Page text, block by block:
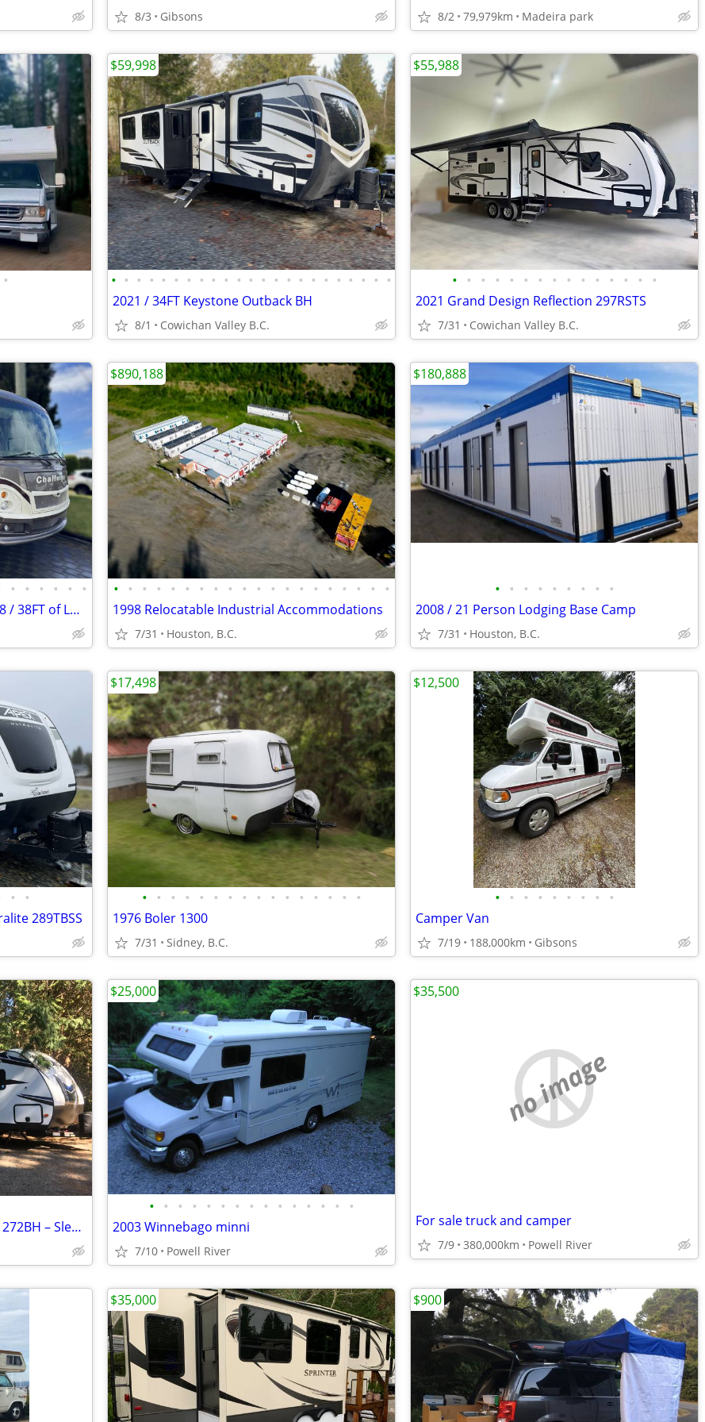
8/3 Gibsons 8/2 79,979km Madeira park
• • • • • • • • • • • • • • • • • • • • • • • •
2021 / 34FT Keystone Outback BH
8/1 Cowichan Valley B.C.
$59,998
• • • • • • • • • • • • • • •
2021 Grand Design Reflection 297RSTS
7/31 Cowichan Valley B.C.
$55,988
• • • • • •
Damon Challenger LE, Model 348 / 38FT of Luxury Motor Coach
• • • • • • • • • • • • • • • • • • • •
1998 Relocatable Industrial Accommodations
7/31 Houston, B.C.
$890,188
• • • • • • • • •
2008 / 21 Person Lodging Base Camp
7/31 Houston, B.C.
$180,888
• •
289TBSS
• • • • • • • • • • • • • • • •
1976 Boler 1300
7/31 Sidney, B.C.
$17,498
• • • • • • • • •
Camper Van
7/19 188,000km Gibsons
$12,500
Trailer Travler 2020 Sunset Trail 272BH – Sleeps 8, Solar Powered!
• • • • • • • • • • • • • • •
2003 Winnebago minni
7/10 Powell River
$25,000
no image
For sale truck and camper
7/9 380,000km Powell River
$35,500
$35,000 $900